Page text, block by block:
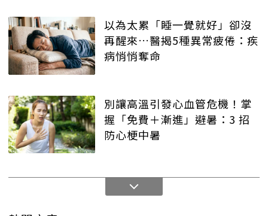
以為太累「睡一覺就好」卻沒
再醒來…醫揭5種異常疲倦：疾
病悄悄奪命
別讓高溫引發心血管危機！掌
握「免費＋漸進」避暑：3 招
防心梗中暑